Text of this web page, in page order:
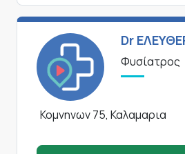
Dr
Φυσίατρος
Κομνηνων 75, Καλαμαρια